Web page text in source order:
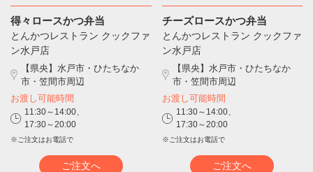
得々ロースかつ弁当
とんかつレストラン クックファ
ン水戸店
【県央】水戸市・ひたちなか
市・笠間市周辺
お渡し可能時間
11:30～14:00、
17:30～20:00
※ご注文はお電話で
ご注文へ
チーズロースかつ弁当
とんかつレストラン クックファ
ン水戸店
【県央】水戸市・ひたちなか
市・笠間市周辺
お渡し可能時間
11:30～14:00、
17:30～20:00
※ご注文はお電話で
ご注文へ